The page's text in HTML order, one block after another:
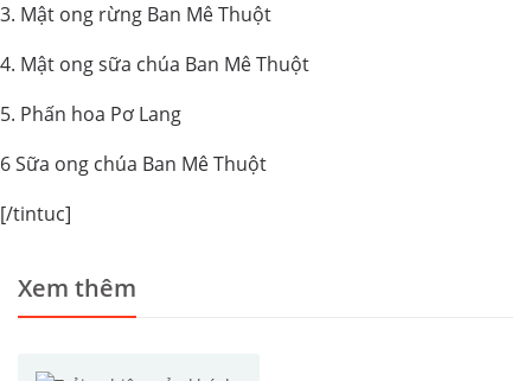
3. Mật ong rừng Ban Mê Thuột
4. Mật ong sữa chúa Ban Mê Thuột
5. Phấn hoa Pơ Lang
6 Sữa ong chúa Ban Mê Thuột
[/tintuc]
Xem thêm